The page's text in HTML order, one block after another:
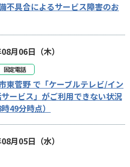
不具合によるサービス障害のお
月06日（木）
固定電話
東菅野 で「ケーブルテレビ/イン
ービス」がご利用できない状況
49分時点）
月05日（水）